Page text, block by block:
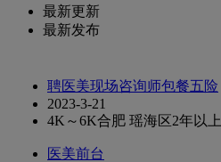
最新更新
最新发布
聘医美现场咨询师包餐五险
2023-3-21
4K～6K合肥 瑶海区2年以上
医美前台